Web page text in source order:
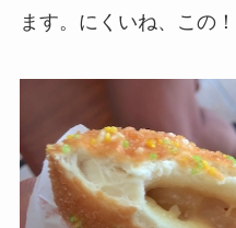
ます。にくいね、この！